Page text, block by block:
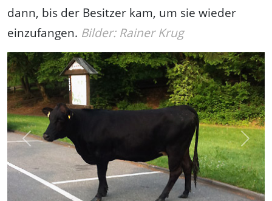
dann, bis der Besitzer kam, um sie wieder
einzufangen. Bilder: Rainer Krug
Previous Next